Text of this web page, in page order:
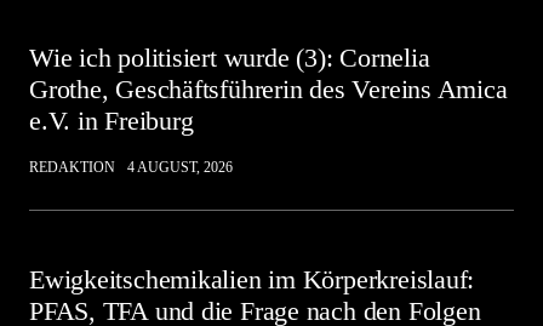
Wie ich politisiert wurde (3): Cornelia
Grothe, Geschäftsführerin des Vereins Amica
e.V. in Freiburg
REDAKTION 4 AUGUST, 2026
Ewigkeitschemikalien im Körperkreislauf:
PFAS, TFA und die Frage nach den Folgen